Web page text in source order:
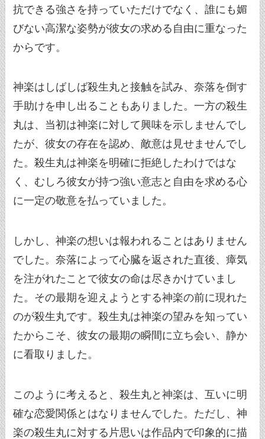
抗できる強さを持っていただけでなく、誰にも媚
びない高潔な姿勢が彼女の求める自由に重なった
からです。
神楽はしばしば殺生丸と接触を試み、奈落を倒す
手助けを申し出ることもありました。一方の殺生
丸は、当初は神楽に対して興味を示しませんでし
たが、彼女の存在を認め、敵意は見せませんでし
た。殺生丸は神楽を明確に拒絶したわけではな
く、むしろ彼女が持つ強い意志と自由を求める心
に一定の敬意を払っていました。
しかし、神楽の想いは報われることはありません
でした。奈落によって心臓を返された直後、瘴気
を注がれたことで彼女の命は尽きかけていまし
た。その最期を迎えようとする神楽の前に現れた
のが殺生丸です。殺生丸は神楽の望みを知ってい
たからこそ、彼女の最期の瞬間に立ち会い、静か
に看取りました。
このように考えると、殺生丸と神楽は、互いに明
確な恋愛関係とはなりませんでした。ただし、神
楽の殺生丸に対する片思いは作品内で印象的に描